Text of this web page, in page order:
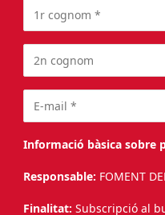
Informació bàsica sobre
Responsable: FOMENT
Finalitat: Subscripció al